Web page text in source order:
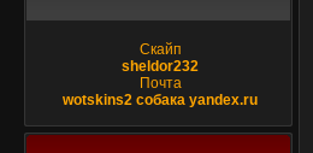
Скайп
sheldor232
Почта
wotskins2 собака yandex.ru